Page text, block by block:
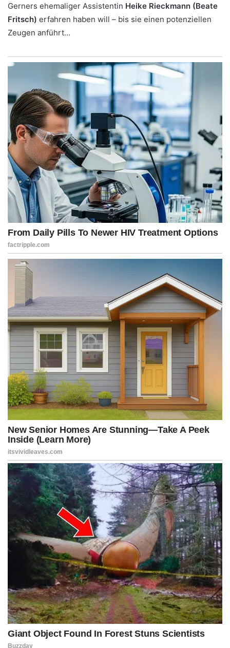
Gerners ehemaliger Assistentin Heike Rieckmann (Beate
Fritsch) erfahren haben will – bis sie einen potenziellen
Zeugen anführt…